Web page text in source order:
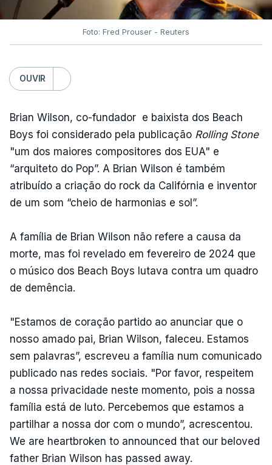
Foto: Fred Prouser - Reuters
OUVIR
Brian Wilson, co-fundador e baixista dos Beach
Boys foi considerado pela publicação Rolling Stone
"um dos maiores compositores dos EUA" e
“arquiteto do Pop”. A Brian Wilson é também
atribuído a criação do rock da Califórnia e inventor
de um som “cheio de harmonias e sol”.
A família de Brian Wilson não refere a causa da
morte, mas foi revelado em fevereiro de 2024 que
o músico dos Beach Boys lutava contra um quadro
de demência.
"Estamos de coração partido ao anunciar que o
nosso amado pai, Brian Wilson, faleceu. Estamos
sem palavras”, escreveu a família num comunicado
publicado nas redes sociais. "Por favor, respeitem
a nossa privacidade neste momento, pois a nossa
família está de luto. Percebemos que estamos a
partilhar a nossa dor com o mundo”, acrescentou.
We are heartbroken to announced that our beloved
father Brian Wilson has passed away.